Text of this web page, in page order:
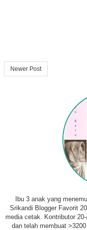
Newer Post
Ibu 3 anak yang
Srikandi Blogger Favorit
media cetak. Kontributor
dan telah membuat